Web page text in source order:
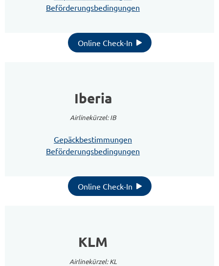
Beförderungsbedingungen
Online Check-In
Iberia
Airlinekürzel: IB
Gepäckbestimmungen
Beförderungsbedingungen
Online Check-In
KLM
Airlinekürzel: KL